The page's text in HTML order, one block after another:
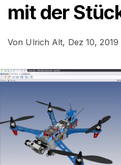
mit der
Von Ulrich Alt, Dez 10, 2019